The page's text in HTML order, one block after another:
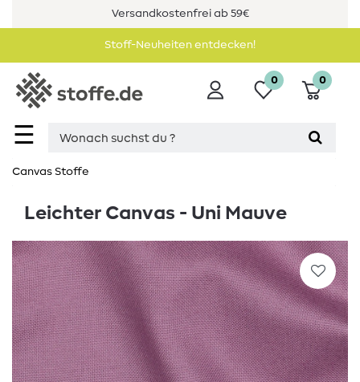
Versandkostenfrei ab 59€
Stoff-Neuheiten entdecken!
☰
0 0
Canvas Stoffe
Leichter Canvas - Uni Mauve